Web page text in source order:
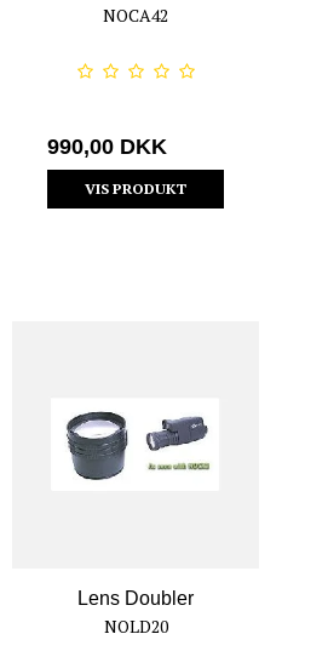
NOCA42
990,00 DKK
VIS PRODUKT
Lens Doubler
NOLD20